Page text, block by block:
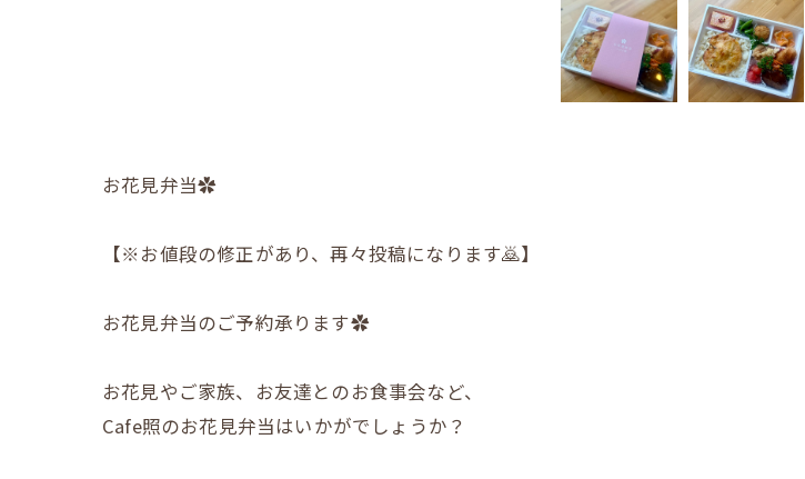
お花見弁当✿
【※お値段の修正があり、再々投稿になります🙇】
お花見弁当のご予約承ります✿
お花見やご家族、お友達とのお食事会など、
Cafe照のお花見弁当はいかがでしょうか？